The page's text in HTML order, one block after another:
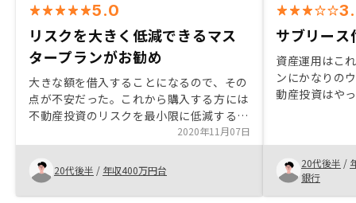
5.0
リスクを大きく低減できるマス
タープランがお勧め
大きな額を借入することになるので、その
点が不安だった。これから購入する方には
不動産投資のリスクを最小限に低減するマ
スタープランをお勧めしたい。2020年11月07日
20代後半 / 年収400万円台
サブリース
資産運用はこ
ンにかなりの
動産投資はや
て、renosyは
やアフターフ
できると考え
を煽るより現
20代後半 /
銀行